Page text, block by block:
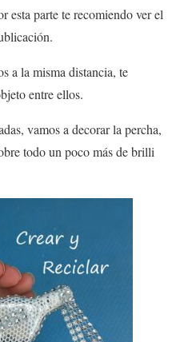
esta parte te recomiendo ver el
a la misma distancia, te
entre ellos.
vamos a decorar la percha,
todo un poco más de brilli